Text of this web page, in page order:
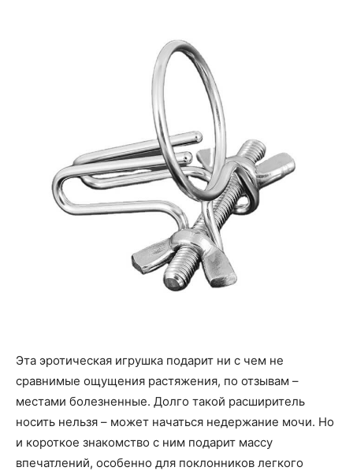
Эта эротическая игрушка подарит ни с чем не
сравнимые ощущения растяжения, по отзывам –
местами болезненные. Долго такой расширитель
носить нельзя – может начаться недержание мочи. Но
и короткое знакомство с ним подарит массу
впечатлений, особенно для поклонников легкого